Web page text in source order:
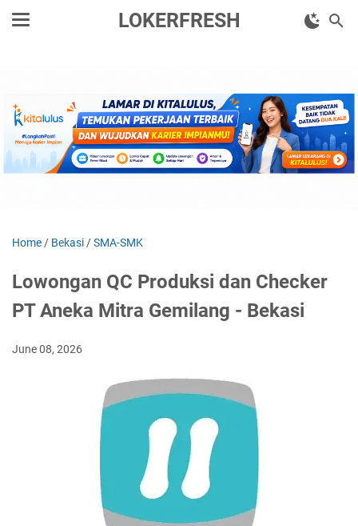
LOKERFRESH
Home / Bekasi /SMA-SMK
Lowongan QC Produksi dan Checker
PT Aneka Mitra Gemilang - Bekasi
June 08, 2026